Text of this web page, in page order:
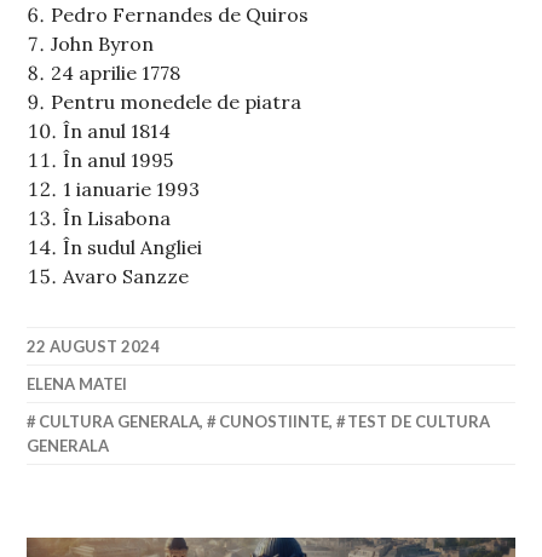
Pedro Fernandes de Quiros
John Byron
24 aprilie 1778
Pentru monedele de piatra
În anul 1814
În anul 1995
1 ianuarie 1993
În Lisabona
În sudul Angliei
Avaro Sanzze
22 AUGUST 2024
ELENA MATEI
CULTURA GENERALA, CUNOSTIINTE,
TEST DE CULTURA
GENERALA